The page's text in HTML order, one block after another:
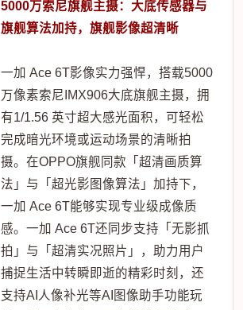
5000万索尼旗舰主摄：大底传感器与
旗舰算法加持，旗舰影像超清晰
一加 Ace 6T影像实力强悍，搭载5000
万像素索尼IMX906大底旗舰主摄，拥
有1/1.56 英寸超大感光面积，可轻松
完成暗光环境或运动场景的清晰拍
摄。在OPPO旗舰同款「超清画质算
法」与「超光影图像算法」加持下，
一加 Ace 6T能够实现专业级成像质
感。一加 Ace 6T还同步支持「无影抓
拍」与「超清实况照片」，助力用户
捕捉生活中转瞬即逝的精彩时刻，还
支持AI人像补光等AI图像助手功能玩